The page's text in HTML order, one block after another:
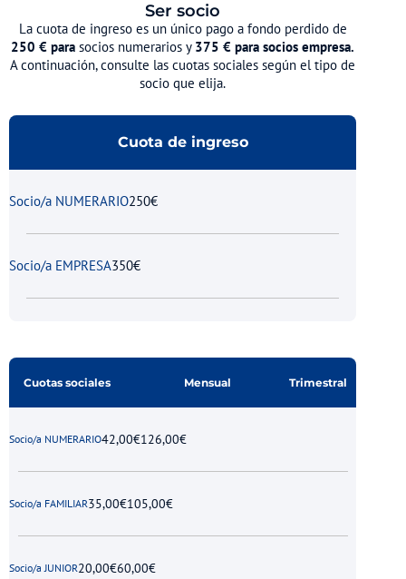
Ser socio
La cuota de ingreso es un único pago a fondo perdido de
250 € para socios numerarios y 375 € para socios empresa.
A continuación, consulte las cuotas sociales según el tipo de
socio que elija.
Cuota de ingreso
Socio/a NUMERARIO250€
Socio/a EMPRESA350€
Cuotas sociales Mensual Trimestral
Socio/a NUMERARIO42,00€126,00€
Socio/a FAMILIAR35,00€105,00€
Socio/a JUNIOR20,00€60,00€